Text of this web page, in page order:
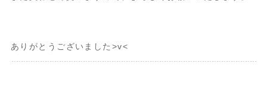
ありがとうございました>v<